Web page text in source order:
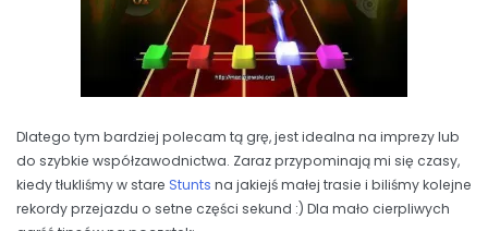
Dlatego tym bardziej polecam tą grę, jest idealna na imprezy lub
do szybkie współzawodnictwa. Zaraz przypominają mi się czasy,
kiedy tłukliśmy w stare Stunts na jakiejś małej trasie i biliśmy kolejne
rekordy przejazdu o setne części sekund :) Dla mało cierpliwych